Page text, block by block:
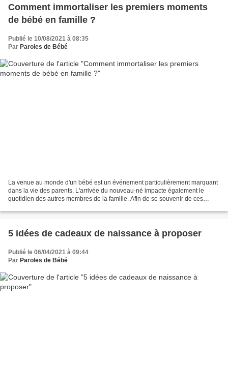
Comment immortaliser les premiers moments
de bébé en famille ?
Publié le 10/08/2021 à 08:35
Par Paroles de Bébé
La venue au monde d'un bébé est un événement particulièrement marquant
dans la vie des parents. L'arrivée du nouveau-né impacte également le
quotidien des autres membres de la famille. Afin de se souvenir de ces
5 idées de cadeaux de naissance à proposer
Publié le 06/04/2021 à 09:44
Par Paroles de Bébé